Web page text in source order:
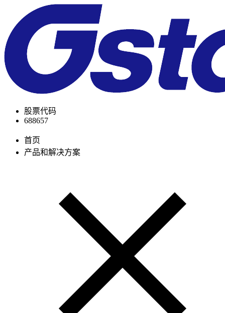
股票代码
688657
首页
产品和解决方案